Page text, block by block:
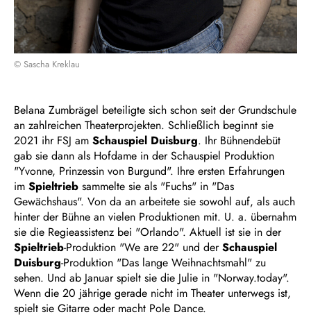
© Sascha Kreklau
Belana Zumbrägel beteiligte sich schon seit der Grundschule
an zahlreichen Theaterprojekten. Schließlich beginnt sie
2021 ihr FSJ am Schauspiel Duisburg. Ihr Bühnendebüt
gab sie dann als Hofdame in der Schauspiel Produktion
"Yvonne, Prinzessin von Burgund". Ihre ersten Erfahrungen
im Spieltrieb sammelte sie als "Fuchs" in "Das
Gewächshaus". Von da an arbeitete sie sowohl auf, als auch
hinter der Bühne an vielen Produktionen mit. U. a. übernahm
sie die Regieassistenz bei "Orlando". Aktuell ist sie in der
Spieltrieb-Produktion "We are 22" und derSchauspiel
Duisburg-Produktion "Das lange Weihnachtsmahl" zu
sehen. Und ab Januar spielt sie die Julie in "Norway.today".
Wenn die 20 jährige gerade nicht im Theater unterwegs ist,
spielt sie Gitarre oder macht Pole Dance.